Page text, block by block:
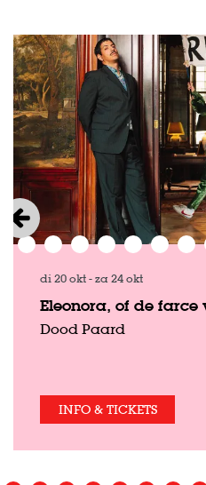
Eleonora, of de
Dood Paard
di 20 okt-za 24 okt
INFO & TICKETS